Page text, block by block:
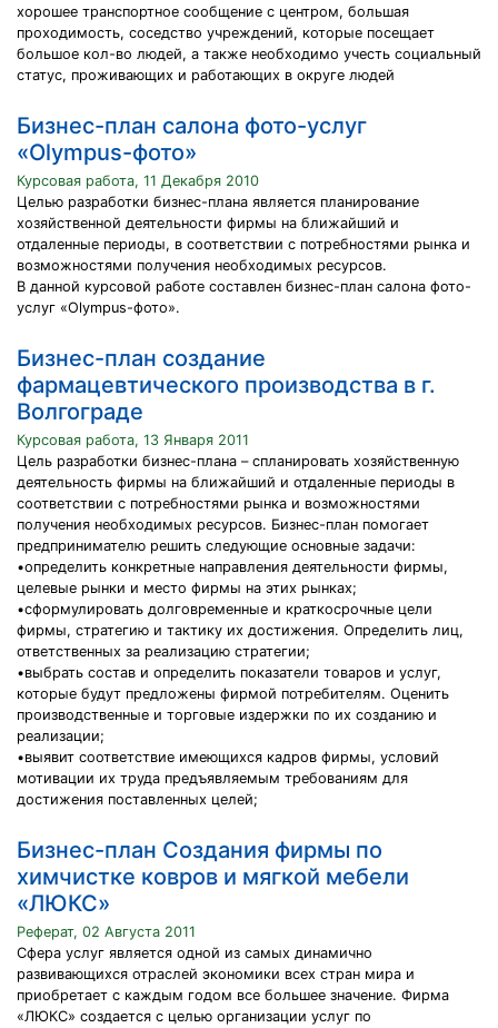
хорошее транспортное сообщение с центром, большая
проходимость, соседство учреждений, которые посещает
большое кол-во людей, а также необходимо учесть социальный
статус, проживающих и работающих в округе людей
Бизнес-план салона фото-услуг
«Olympus-фото»
Курсовая работа, 11 Декабря 2010
Целью разработки бизнес-плана является планирование
хозяйственной деятельности фирмы на ближайший и
отдаленные периоды, в соответствии с потребностями рынка и
возможностями получения необходимых ресурсов.
В данной курсовой работе составлен бизнес-план салона фото-
услуг «Olympus-фото».
Бизнес-план создание
фармацевтического производства в г.
Волгограде
Курсовая работа, 13 Января 2011
Цель разработки бизнес-плана – спланировать хозяйственную
деятельность фирмы на ближайший и отдаленные периоды в
соответствии с потребностями рынка и возможностями
получения необходимых ресурсов. Бизнес-план помогает
предпринимателю решить следующие основные задачи:
•определить конкретные направления деятельности фирмы,
целевые рынки и место фирмы на этих рынках;
•сформулировать долговременные и краткосрочные цели
фирмы, стратегию и тактику их достижения. Определить лиц,
ответственных за реализацию стратегии;
•выбрать состав и определить показатели товаров и услуг,
которые будут предложены фирмой потребителям. Оценить
производственные и торговые издержки по их созданию и
реализации;
•выявит соответствие имеющихся кадров фирмы, условий
мотивации их труда предъявляемым требованиям для
достижения поставленных целей;
Бизнес-план Создания фирмы по
химчистке ковров и мягкой мебели
«ЛЮКС»
Реферат, 02 Августа 2011
Сфера услуг является одной из самых динамично
развивающихся отраслей экономики всех стран мира и
приобретает с каждым годом все большее значение. Фирма
«ЛЮКС» создается с целью организации услуг по